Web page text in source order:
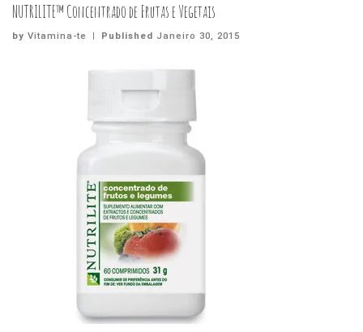
NUTRILITE™ Concentrado de Frutas e Vegetais
by Vitamina-te | Published Janeiro 30, 2015